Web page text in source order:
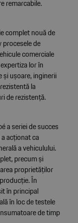
remarcabile.
complet nouă de
de
comerciale
lor în
ușoare, inginerii
la
de rezistență.
a seriei de succes
acționat ca
a vehiculului.
precum și
proprietăților
În
în principal
în loc de testele
de timp